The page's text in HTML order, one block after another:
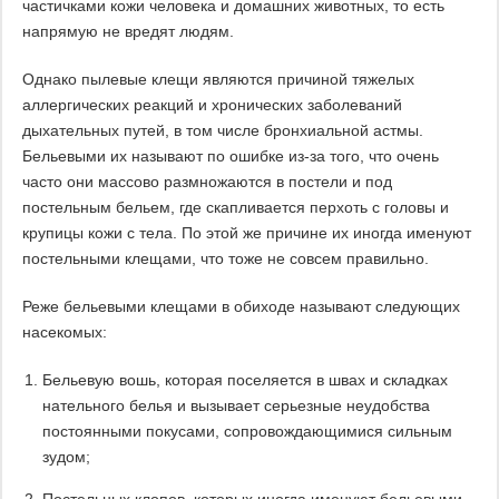
частичками кожи человека и домашних животных, то есть
напрямую не вредят людям.
Однако пылевые клещи являются причиной тяжелых
аллергических реакций и хронических заболеваний
дыхательных путей, в том числе бронхиальной астмы.
Бельевыми их называют по ошибке из-за того, что очень
часто они массово размножаются в постели и под
постельным бельем, где скапливается перхоть с головы и
крупицы кожи с тела. По этой же причине их иногда именуют
постельными клещами, что тоже не совсем правильно.
Реже бельевыми клещами в обиходе называют следующих
насекомых:
Бельевую вошь, которая поселяется в швах и складках
нательного белья и вызывает серьезные неудобства
постоянными покусами, сопровождающимися сильным
зудом;